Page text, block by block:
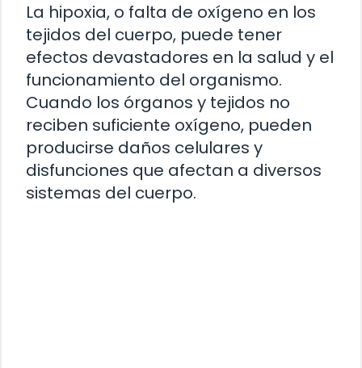
La hipoxia, o falta de oxígeno en los
tejidos del cuerpo, puede tener
efectos devastadores en la salud y el
funcionamiento del organismo.
Cuando los órganos y tejidos no
reciben suficiente oxígeno, pueden
producirse daños celulares y
disfunciones que afectan a diversos
sistemas del cuerpo.